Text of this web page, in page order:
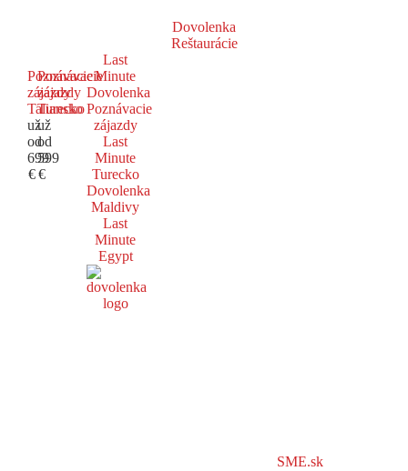
Dovolenka
Reštaurácie
Poznávacie
zájazdy
Taliansko
už
od
699
€
Poznávacie
zájazdy
Turecko
už
od
599
€
Last
Minute
Dovolenka
Poznávacie
zájazdy
Last
Minute
Turecko
Dovolenka
Maldivy
Last
Minute
Egypt
SME.sk